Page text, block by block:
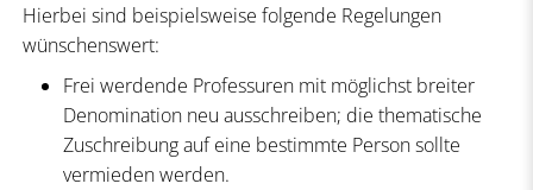
Hierbei sind beispielsweise folgende Regelungen
wünschenswert:
Frei werdende Professuren mit möglichst breiter
Denomination neu ausschreiben; die thematische
Zuschreibung auf eine bestimmte Person sollte
vermieden werden.